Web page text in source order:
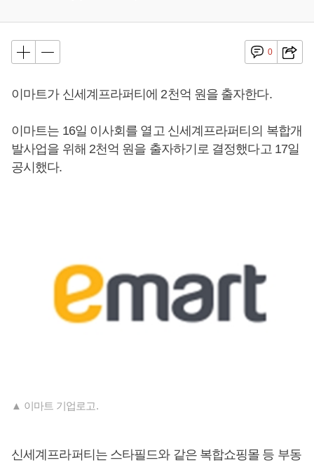
0
이마트가 신세계프라퍼티에 2천억 원을 출자한다.
이마트는 16일 이사회를 열고 신세계프라퍼티의 복합개
발사업을 위해 2천억 원을 출자하기로 결정했다고 17일
공시했다.
▲ 이마트 기업로고.
신세계프라퍼티는 스타필드와 같은 복합쇼핑몰 등 부동